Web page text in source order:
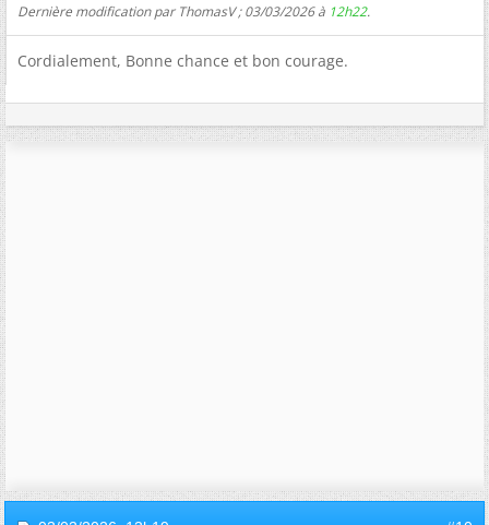
Dernière modification par ThomasV ; 03/03/2026 à 12h22.
Cordialement, Bonne chance et bon courage.